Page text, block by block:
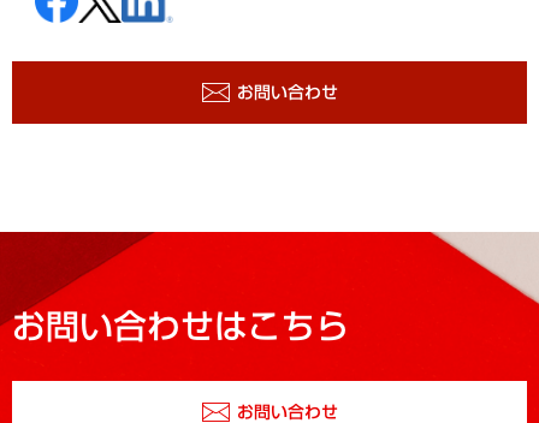
お問い合わせ
お問い合わせはこちら
お問い合わせ